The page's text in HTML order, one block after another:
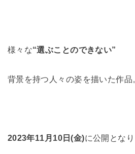
様々な“選ぶことのできない”
背景を持つ人々の姿を描いた作品
2023年11月10日(金)に公開となり